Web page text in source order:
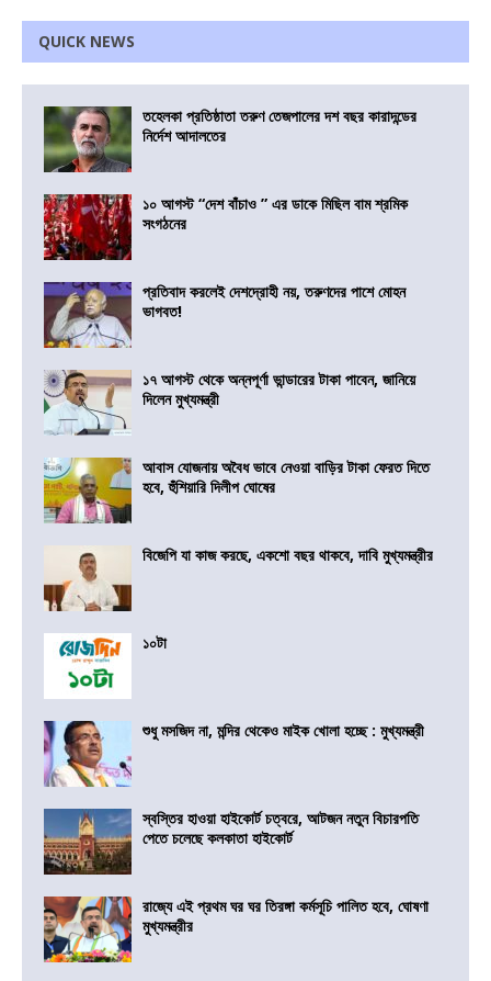
QUICK NEWS
তহেলকা প্রতিষ্ঠাতা তরুণ তেজপালের দশ বছর কারাদন্ডের
নির্দেশ আদালতের
১০ আগস্ট “দেশ বাঁচাও ” এর ডাকে মিছিল বাম শ্রমিক
সংগঠনের
প্রতিবাদ করলেই দেশদ্রোহী নয়, তরুণদের পাশে মোহন
ভাগবত!
১৭ আগস্ট থেকে অন্নপূর্ণা ভান্ডারের টাকা পাবেন, জানিয়ে
দিলেন মুখ্যমন্ত্রী
আবাস যোজনায় অবৈধ ভাবে নেওয়া বাড়ির টাকা ফেরত দিতে
হবে, হুঁশিয়ারি দিলীপ ঘোষের
বিজেপি যা কাজ করছে, একশো বছর থাকবে, দাবি মুখ্যমন্ত্রীর
১০টা
শুধু মসজিদ না, মন্দির থেকেও মাইক খোলা হচ্ছে : মুখ্যমন্ত্রী
স্বস্তির হাওয়া হাইকোর্ট চত্বরে, আটজন নতুন বিচারপতি
পেতে চলেছে কলকাতা হাইকোর্ট
রাজ্যে এই প্রথম ঘর ঘর তিরঙ্গা কর্মসূচি পালিত হবে, ঘোষণা
মুখ্যমন্ত্রীর